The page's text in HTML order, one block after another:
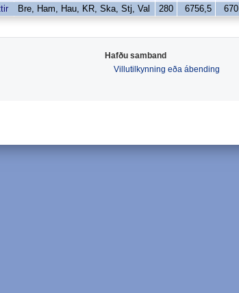
Bre, Ham, Hau, KR, Ska, Stj, Val 280 6756,5 670
Hafðu samband
Villutilkynning eða ábending